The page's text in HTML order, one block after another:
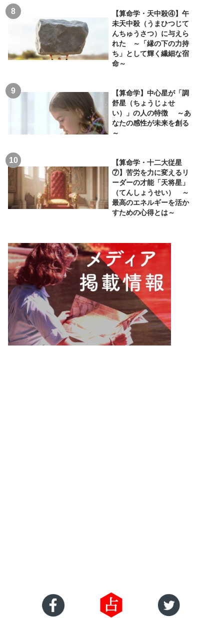
【算命学・天中殺④】午
未天中殺（うまひつじて
んちゅうさつ）に与えら
れた ～「縁の下の力持
ち」として輝く繊細な宿
命～
【算命学】中心星が「調
舒星（ちょうじょせ
い）」の人の特徴 ～あ
なたの感性が未来を創る
～
【算命学・十二大従星
⑦】苦労を力に変えるリ
ーダーの才能「天将星」
（てんしょうせい） ～
最高のエネルギーを活か
すための心得とは～